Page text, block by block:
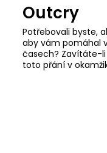
content
Outcry
Potřebovali byste,
aby vám pomáhal
časech? Zavítáte-li
toto přání v